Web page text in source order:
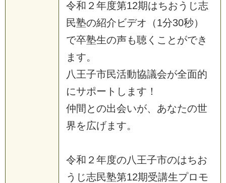
令和 ２ 年度第12期はちおう じ志
民塾の紹介ビデオ （1分30秒）
で卒塾生の声も聴 く こ と ができ
ま す。
八王子市民活動協議会が全面的
にサポー ト し ま す ！
仲間 との出会いが、 あなたの世
界を広げま す。
令和 ２ 年度の八王子市のはちお
う じ志民塾第12期受講生プロモ